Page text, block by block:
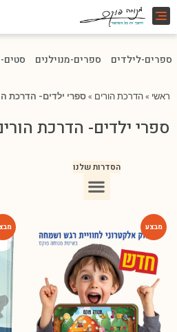
Toggle
navigation
ספרים-לילדים ספרים-מנוילנים
ראשי »הדרכת הורים »ספרי ילדים- הדרכת
ספרי ילדים- הדרכת
הסדרות שלנו
-54%